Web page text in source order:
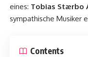
eines: Tobias Stærbo
sympathische Musiker
Contents